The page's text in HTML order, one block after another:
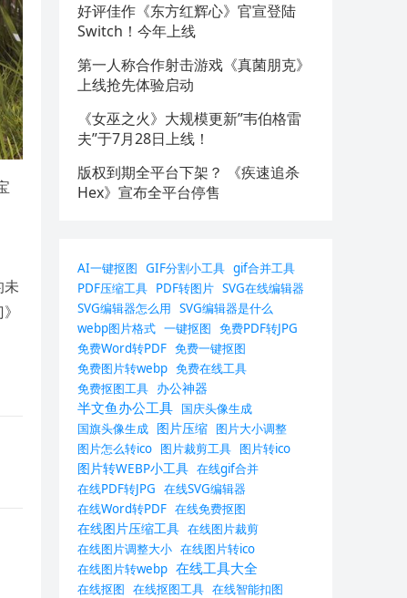
未
好评佳作《东方红辉心》官宣登陆
Switch！今年上线
第一人称合作射击游戏《真菌朋克》
上线抢先体验启动
《女巫之火》大规模更新”韦伯格雷
夫”于7月28日上线！
版权到期全平台下架？ 《疾速追杀
Hex》宣布全平台停售
AI一键抠图 GIF分割小工具 gif合并工具
PDF压缩工具 PDF转图片 SVG在线编辑器
SVG编辑器怎么用 SVG编辑器是什么
webp图片格式 一键抠图 免费PDF转JPG
免费Word转PDF 免费一键抠图
免费图片转webp 免费在线工具
免费抠图工具 办公神器
半文鱼办公工具 国庆头像生成
国旗头像生成 图片压缩 图片大小调整
图片怎么转ico 图片裁剪工具 图片转ico
图片转WEBP小工具 在线gif合并
在线PDF转JPG 在线SVG编辑器
在线Word转PDF 在线免费抠图
在线图片压缩工具 在线图片裁剪
在线图片调整大小 在线图片转ico
在线图片转webp 在线工具大全
在线抠图 在线抠图工具 在线智能扣图